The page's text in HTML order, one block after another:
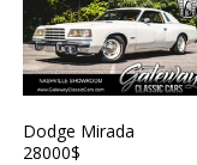
Dodge Mirada
28000$